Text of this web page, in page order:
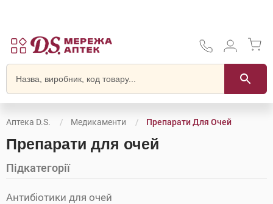
Аптека D.S. Медикаменти Препарати Для Очей
Препарати для очей
Підкатегорії
Антибіотики для очей